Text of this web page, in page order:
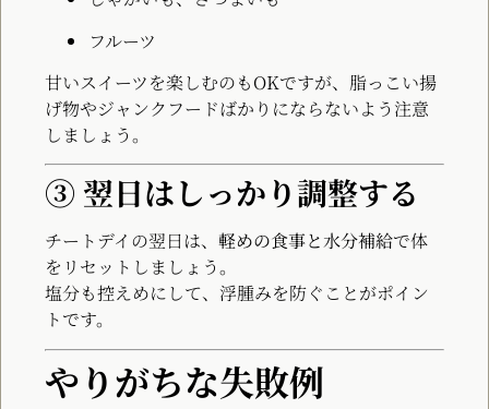
フルーツ
甘いスイーツを楽しむのもOKですが、脂っこい揚
げ物やジャンクフードばかりにならないよう注意
しましょう。
③ 翌日はしっかり調整する
チートデイの翌日は、 軽めの食事と水分補給で体
をリセットしましょう。
塩分も控えめにして、浮腫みを防ぐことがポイン
トです。
やりがちな失敗例